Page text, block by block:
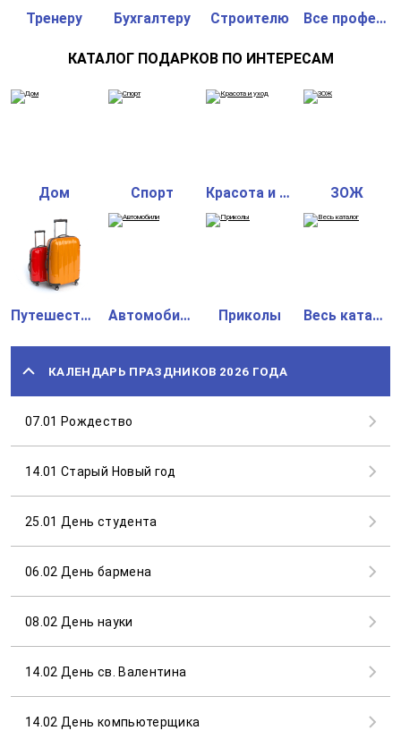
Тренеру Бухгалтеру Строителю Все профессии
КАТАЛОГ ПОДАРКОВ ПО ИНТЕРЕСАМ
Дом Спорт Красота и уход ЗОЖ
Путешествия Автомобили Приколы Весь каталог
КАЛЕНДАРЬ ПРАЗДНИКОВ 2026 ГОДА
07.01 Рождество
14.01 Старый Новый год
25.01 День студента
06.02 День бармена
08.02 День науки
14.02 День св. Валентина
14.02 День компьютерщика